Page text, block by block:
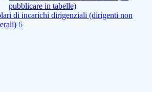
pubblicare in tabelle)
di incarichi dirigenziali (dirigenti non
6